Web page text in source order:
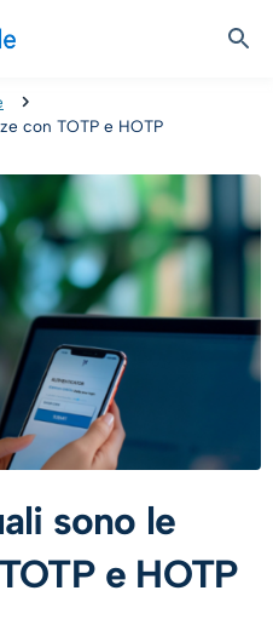
con TOTP e HOTP
sono le
e HOTP